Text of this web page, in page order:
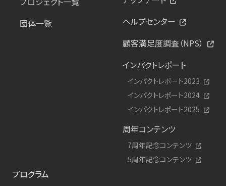
団体一覧
ヘルプセンター
顧客満足度調査（NPS）
インパクトレポート
インパクトレポート2023
インパクトレポート2024
インパクトレポート2025
周年コンテンツ
7周年記念コンテンツ
5周年記念コンテンツ
プログラム